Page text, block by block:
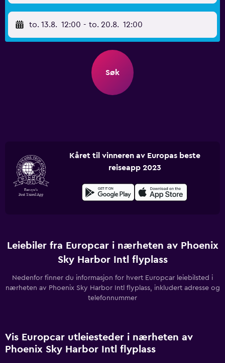
to. 13.8. 12:00 - to. 20.8. 12:00
Søk
Kåret til vinneren av Europas beste
reiseapp 2023
Leiebiler fra Europcar i nærheten av Phoenix
Sky Harbor Intl flyplass
Nedenfor finner du informasjon for hvert Europcar leiebilsted i
nærheten av Phoenix Sky Harbor Intl flyplass, inkludert adresse og
telefonnummer
Vis Europcar utleiesteder i nærheten av
Phoenix Sky Harbor Intl flyplass